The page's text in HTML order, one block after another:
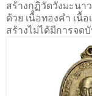
สร้างกุฏิวัดวังมะนา
ด้วย เนื้อทองคำ เนื้
สร้างไม่ได้มีการจด